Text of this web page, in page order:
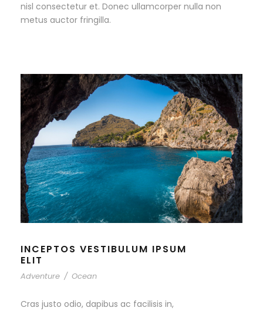
nisl consectetur et. Donec ullamcorper nulla non
metus auctor fringilla.
INCEPTOS VESTIBULUM IPSUM
ELIT
Adventure / Ocean
Cras justo odio, dapibus ac facilisis in,